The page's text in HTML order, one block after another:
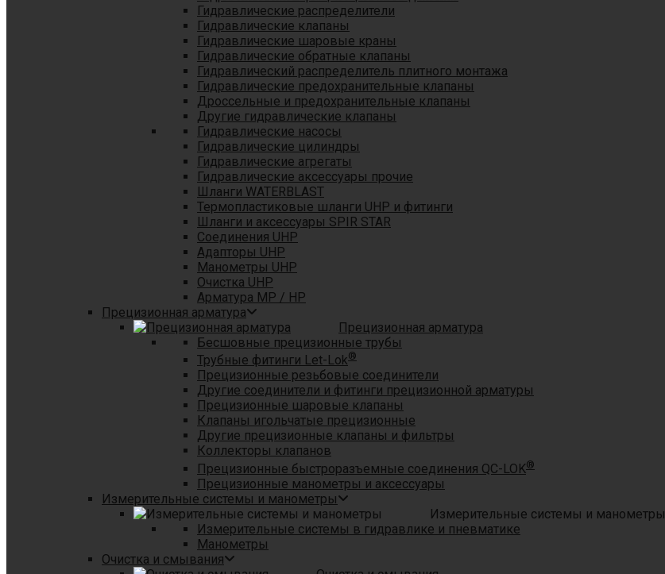
Гидравлические распределители
Гидравлические клапаны
Гидравлические шаровые краны
Гидравлические обратные клапаны
Гидравлический распределитель плитного монтажа
Гидравлические предохранительные клапаны
Дроссельные и предохранительные клапаны
Другие гидравлические клапаны
Гидравлические насосы
Гидравлические цилиндры
Гидравлические агрегаты
Гидравлические аксессуары прочие
Шланги WATERBLAST
Термопластиковые шланги UHP и фитинги
Шланги и аксессуары SPIR STAR
Соединения UHP
Адапторы UHP
Манометры UHP
Очистка UHP
Арматура MP / HP
Прецизионная арматура
Прецизионная арматура
Бесшовные прецизионные трубы
Трубные фитинги Let-Lok®
Прецизионные резьбовые соединители
Другие соединители и фитинги прецизионной арматуры
Прецизионные шаровые клапаны
Клапаны игольчатые прецизионные
Другие прецизионные клапаны и фильтры
Коллекторы клапанов
Прецизионные быстроразъемные соединения QC-LOK®
Прецизионные манометры и аксессуары
Измерительные системы и манометры
Измерительные системы и манометры
Измерительные системы в гидравлике и пневматике
Манометры
Очистка и смывания